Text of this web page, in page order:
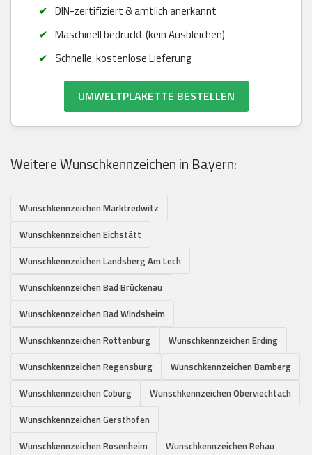
DIN-zertifiziert & amtlich anerkannt
Maschinell bedruckt (kein Ausbleichen)
Schnelle, kostenlose Lieferung
UMWELTPLAKETTE BESTELLEN
Weitere Wunschkennzeichen in Bayern:
Wunschkennzeichen Marktredwitz
Wunschkennzeichen Eichstätt
Wunschkennzeichen Landsberg Am Lech
Wunschkennzeichen Bad Brückenau
Wunschkennzeichen Bad Windsheim
Wunschkennzeichen Rottenburg
Wunschkennzeichen Erding
Wunschkennzeichen Regensburg
Wunschkennzeichen Bamberg
Wunschkennzeichen Coburg
Wunschkennzeichen Oberviechtach
Wunschkennzeichen Gersthofen
Wunschkennzeichen Rosenheim
Wunschkennzeichen Rehau